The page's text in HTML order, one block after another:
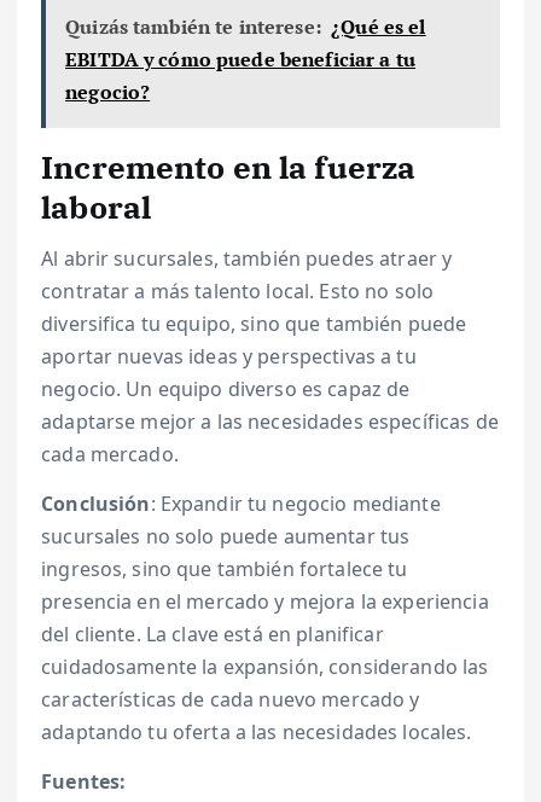
Quizás también te interese: ¿Qué es el
EBITDA y cómo puede beneficiar a tu
negocio?
Incremento en la fuerza
laboral
Al abrir sucursales, también puedes atraer y
contratar a más talento local. Esto no solo
diversifica tu equipo, sino que también puede
aportar nuevas ideas y perspectivas a tu
negocio. Un equipo diverso es capaz de
adaptarse mejor a las necesidades específicas de
cada mercado.
Conclusión: Expandir tu negocio mediante
sucursales no solo puede aumentar tus
ingresos, sino que también fortalece tu
presencia en el mercado y mejora la experiencia
del cliente. La clave está en planificar
cuidadosamente la expansión, considerando las
características de cada nuevo mercado y
adaptando tu oferta a las necesidades locales.
Fuentes: